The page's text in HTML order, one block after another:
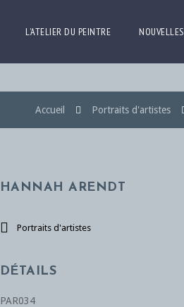
L’ATELIER DU PEINTRE NOUVELLES
Accueil Portraits d'artistes
HANNAH ARENDT
Portraits d'artistes
DÉTAILS
PAR034